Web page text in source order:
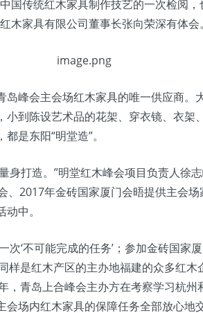
国传统红木家具制作技艺的一次检阅
木家具有限公司董事长张向荣深有体会。
岛峰会主会场红木家具的唯一供应商。
小到陈设艺术品的花架、穿衣镜、衣架
是东阳“明堂造”。
身打造。”明堂红木峰会项目负责人徐
、2017年金砖国家厦门会晤提供主会
中。
次‘不可能完成的任务’；参加金砖国家
样是红木产区的主办地福建的众多红木
，青岛上合峰会主办方在考察学习杭
场内红木家具的保障任务全部放心地